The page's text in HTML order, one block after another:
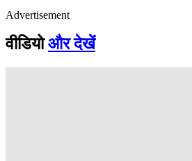
Advertisement
वीडियोऔर देखें